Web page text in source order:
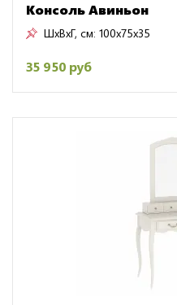
Консоль Авиньон
ШxВxГ, см: 100x75x35
35 950 руб